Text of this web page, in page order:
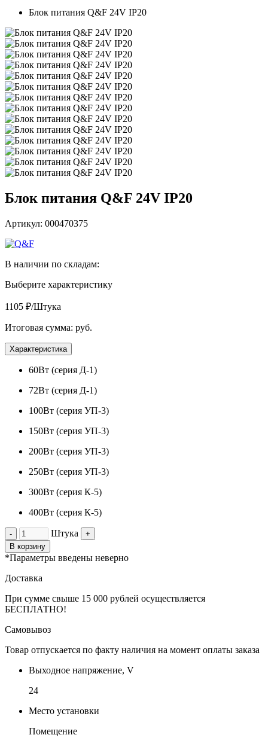
Блок питания Q&F 24V IP20
Блок питания Q&F 24V IP20
Артикул: 000470375
В наличии по складам:
Выберите характеристику
1105 ₽/Штука
Итоговая сумма: руб.
Характеристика
60Вт (серия Д-1)
72Вт (серия Д-1)
100Вт (серия УП-3)
150Вт (серия УП-3)
200Вт (серия УП-3)
250Вт (серия УП-3)
300Вт (серия К-5)
400Вт (серия К-5)
- Штука
+
В корзину
*Параметры введены неверно
Доставка
При сумме свыше 15 000 рублей осуществляется
БЕСПЛАТНО!
Самовывоз
Товар отпускается по факту наличия на момент оплаты заказа
Выходное напряжение, V
24
Место установки
Помещение